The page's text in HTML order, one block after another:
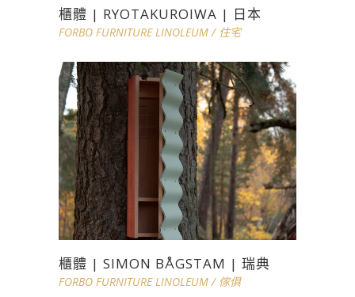
櫃體 | RYOTAKUROIWA | 日本
FORBO FURNITURE LINOLEUM/ 住宅
櫃體 | SIMON BÅGSTAM | 瑞典
FORBO FURNITURE LINOLEUM/ 傢俱